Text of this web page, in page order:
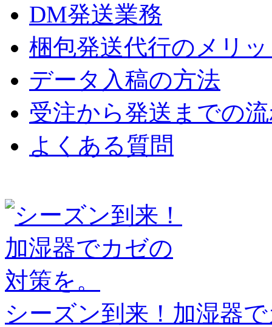
DM発送業務
梱包発送代行のメリ
データ入稿の方法
受注から発送までの
よくある質問
シーズン到来！加湿器